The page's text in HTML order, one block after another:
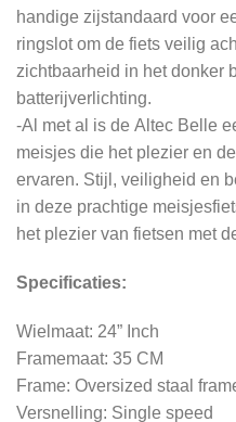
handige zijstandaard voor
ringslot om de fiets veilig
zichtbaarheid in het donker
batterijverlichting.
-Al met al is de Altec Belle
meisjes die het plezier en
ervaren. Stijl, veiligheid en
in deze prachtige
het plezier van fietsen met
Specificaties:
Wielmaat: 24” Inch
Framemaat: 35 CM
Frame: Oversized staal
Versnelling: Single speed